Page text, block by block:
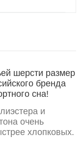
шерсти размер
бренда
сна!
и
очень
хлопковых.